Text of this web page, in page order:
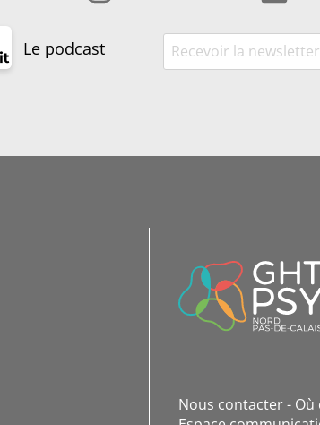
Le podcast
DE
CONTACT
Nous contacter Où